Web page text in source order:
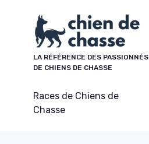
LA RÉFÉRENCE DES PASSIONNÉS
DE CHIENS DE CHASSE
Races de Chiens de
Chasse